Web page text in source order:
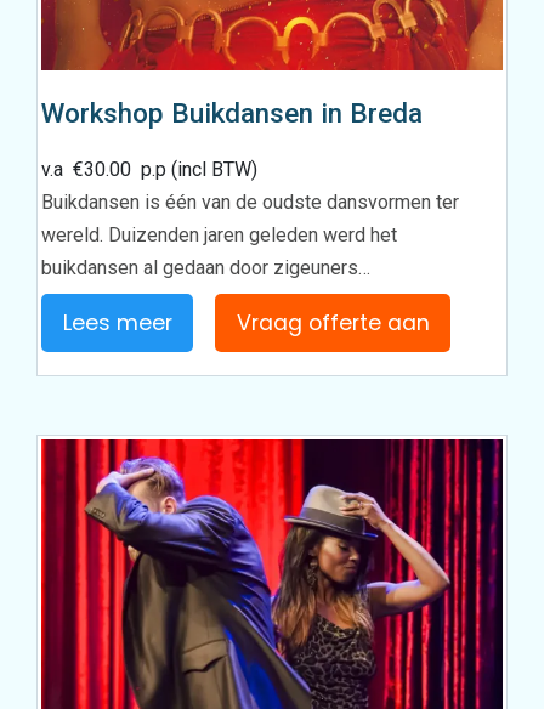
Workshop Buikdansen in Breda
v.a€30.00 p.p (incl BTW)
Buikdansen is één van de oudste dansvormen ter
wereld. Duizenden jaren geleden werd het
buikdansen al gedaan door zigeuners…
Lees meer Vraag offerte aan